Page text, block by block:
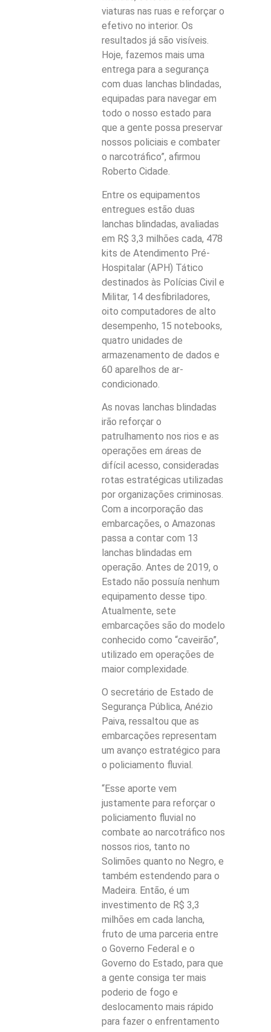
viaturas nas ruas e reforçar o
efetivo no interior. Os
resultados já são visíveis.
Hoje, fazemos mais uma
entrega para a segurança
com duas lanchas blindadas,
equipadas para navegar em
todo o nosso estado para
que a gente possa preservar
nossos policiais e combater
o narcotráfico”, afirmou
Roberto Cidade.
Entre os equipamentos
entregues estão duas
lanchas blindadas, avaliadas
em R$ 3,3 milhões cada, 478
kits de Atendimento Pré-
Hospitalar (APH) Tático
destinados às Polícias Civil e
Militar, 14 desfibriladores,
oito computadores de alto
desempenho, 15 notebooks,
quatro unidades de
armazenamento de dados e
60 aparelhos de ar-
condicionado.
As novas lanchas blindadas
irão reforçar o
patrulhamento nos rios e as
operações em áreas de
difícil acesso, consideradas
rotas estratégicas utilizadas
por organizações criminosas.
Com a incorporação das
embarcações, o Amazonas
passa a contar com 13
lanchas blindadas em
operação. Antes de 2019, o
Estado não possuía nenhum
equipamento desse tipo.
Atualmente, sete
embarcações são do modelo
conhecido como “caveirão”,
utilizado em operações de
maior complexidade.
O secretário de Estado de
Segurança Pública, Anézio
Paiva, ressaltou que as
embarcações representam
um avanço estratégico para
o policiamento fluvial.
“Esse aporte vem
justamente para reforçar o
policiamento fluvial no
combate ao narcotráfico nos
nossos rios, tanto no
Solimões quanto no Negro, e
também estendendo para o
Madeira. Então, é um
investimento de R$ 3,3
milhões em cada lancha,
fruto de uma parceria entre
o Governo Federal e o
Governo do Estado, para que
a gente consiga ter mais
poderio de fogo e
deslocamento mais rápido
para fazer o enfrentamento